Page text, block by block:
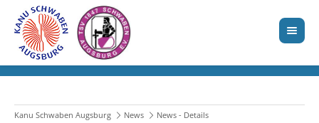
Kanu Schwaben Augsburg News News - Details